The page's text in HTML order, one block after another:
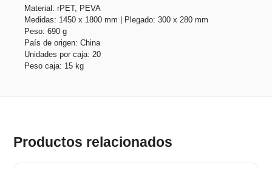
Material: rPET, PEVA
Medidas: 1450 x 1800 mm | Plegado: 300 x 280 mm
Peso: 690 g
País de origen: China
Unidades por caja: 20
Peso caja: 15 kg
Productos relacionados